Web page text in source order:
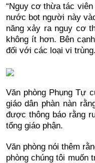
“Nguy cơ thừa tác
nước bọt người này
năng xảy ra nguy cơ
không ít hơn. Bên
đối với các loại vi
Văn phòng Phụng Tự
giáo dân phàn nàn
được thông báo rằng
tổng giáo phận.
Văn phòng nói thêm
phòng chúng tôi muốn